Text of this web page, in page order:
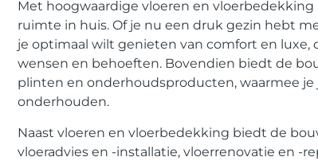
Met hoogwaardige vloeren en
ruimte in huis. Of je nu een druk gezin hebt
je optimaal wilt genieten van comfort en
wensen en behoeften. Bovendien biedt de
plinten en onderhoudsproducten, waarmee
onderhouden.
Naast vloeren en vloerbedekking biedt de
vloeradvies en -installatie, vloerrenovatie en -